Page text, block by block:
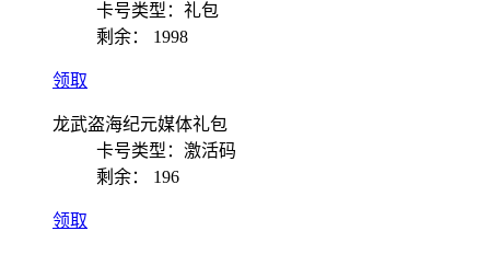
卡号类型：礼包
剩余：
1998
领取
龙武盗海纪元媒体礼包
卡号类型：激活码
剩余：
196
领取